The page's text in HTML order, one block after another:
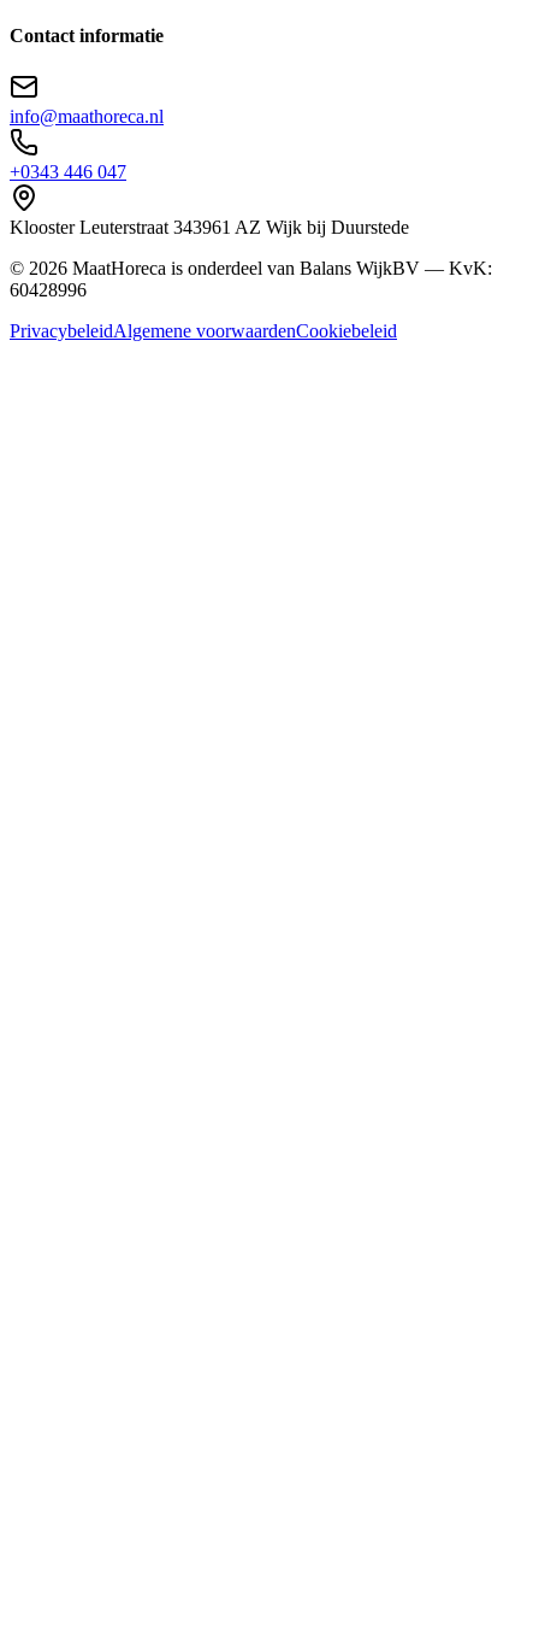
Contact informatie
info@maathoreca.nl
+0343 446 047
Klooster Leuterstraat 343961 AZ Wijk bij Duurstede
© 2026 MaatHoreca is onderdeel van Balans WijkBV — KvK:
60428996
PrivacybeleidAlgemene voorwaardenCookiebeleid